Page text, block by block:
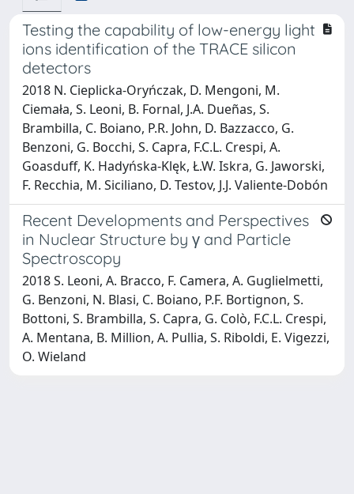
Testing the capability of low-energy light
ions identification of the TRACE silicon
detectors
2018 N. Cieplicka-Oryńczak, D. Mengoni, M.
Ciemała, S. Leoni, B. Fornal, J.A. Dueñas, S.
Brambilla, C. Boiano, P.R. John, D. Bazzacco, G.
Benzoni, G. Bocchi, S. Capra, F.C.L. Crespi, A.
Goasduff, K. Hadyńska-Klęk, Ł.W. Iskra, G. Jaworski,
F. Recchia, M. Siciliano, D. Testov, J.J. Valiente-Dobón
Recent Developments and Perspectives
in Nuclear Structure by γ and Particle
Spectroscopy
2018 S. Leoni, A. Bracco, F. Camera, A. Guglielmetti,
G. Benzoni, N. Blasi, C. Boiano, P.F. Bortignon, S.
Bottoni, S. Brambilla, S. Capra, G. Colò, F.C.L. Crespi,
A. Mentana, B. Million, A. Pullia, S. Riboldi, E. Vigezzi,
O. Wieland